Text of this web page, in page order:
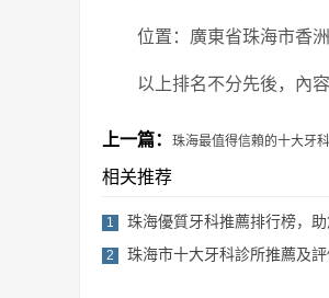
位置：廣東省珠海市香洲
以上排名不分先後，內容
上一篇： 珠海最值得信賴的十大牙
相关推荐
1 珠海優質牙科推薦排行榜，
2 珠海市十大牙科診所推薦及